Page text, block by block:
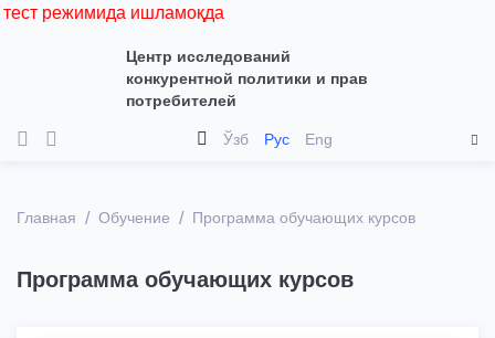
режимида ишламоқда
Центр исследований
конкурентной политики и прав
потребителей
Ўзб Рус Eng
Главная Обучение Программа обучающих курсов
Программа обучающих курсов